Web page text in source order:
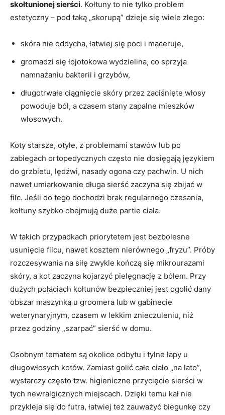
skołtunionej sierści. Kołtuny to nie tylko problem
estetyczny – pod taką „skorupą” dzieje się wiele złego:
skóra nie oddycha, łatwiej się poci i maceruje,
gromadzi się łojotokowa wydzielina, co sprzyja
namnażaniu bakterii i grzybów,
długotrwałe ciągnięcie skóry przez zaciśnięte włosy
powoduje ból, a czasem stany zapalne mieszków
włosowych.
Koty starsze, otyłe, z problemami stawów lub po
zabiegach ortopedycznych często nie dosięgają językiem
do grzbietu, lędźwi, nasady ogona czy pachwin. U nich
nawet umiarkowanie długa sierść zaczyna się zbijać w
filc. Jeśli do tego dochodzi brak regularnego czesania,
kołtuny szybko obejmują duże partie ciała.
W takich przypadkach priorytetem jest bezbolesne
usunięcie filcu, nawet kosztem nierównego „fryzu”. Próby
rozczesywania na siłę zwykle kończą się mikrourazami
skóry, a kot zaczyna kojarzyć pielęgnację z bólem. Przy
dużych połaciach kołtunów bezpieczniej jest ogolić dany
obszar maszynką u groomera lub w gabinecie
weterynaryjnym, czasem w lekkim znieczuleniu, niż
przez godziny „szarpać” sierść w domu.
Osobnym tematem są okolice odbytu i tylne łapy u
długowłosych kotów. Zamiast golić całe ciało „na lato”,
wystarczy często tzw. higieniczne przycięcie sierści w
tych newralgicznych miejscach. Dzięki temu kał nie
przykleja się do futra, łatwiej też zauważyć biegunkę czy